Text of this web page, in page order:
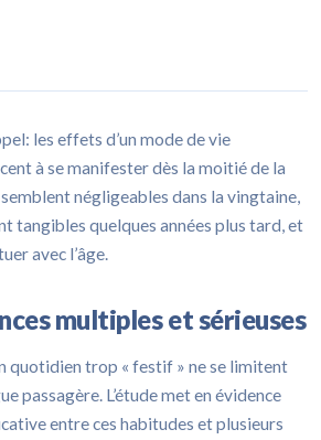
les effets d’un mode de vie
à se manifester dès la moitié de la
négligeables dans la vingtaine,
tangibles quelques années plus tard, et
avec l’âge.
multiples et sérieuses
quotidien trop « festif » ne se limitent
passagère. L’étude met en évidence
entre ces habitudes et plusieurs